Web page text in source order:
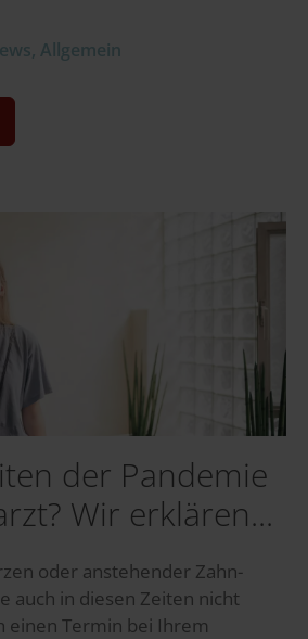
, Allgemein
der Pandemie
Wir erklären...
oder anstehender Zahn-
auch in diesen Zeiten nicht
einen Termin bei Ihrem